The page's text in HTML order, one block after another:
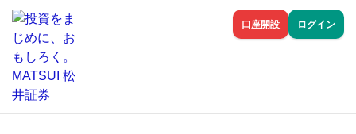
口座開設 ログイン